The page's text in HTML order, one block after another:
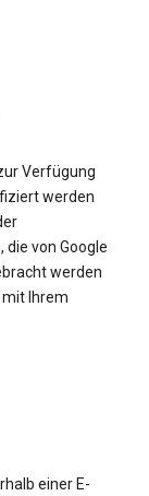
Verfügung
werden
von Google
werden
Ihrem
einer E-